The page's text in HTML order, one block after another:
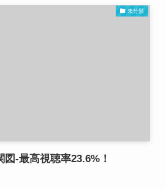
未分類
-最高視聴率23.6%！